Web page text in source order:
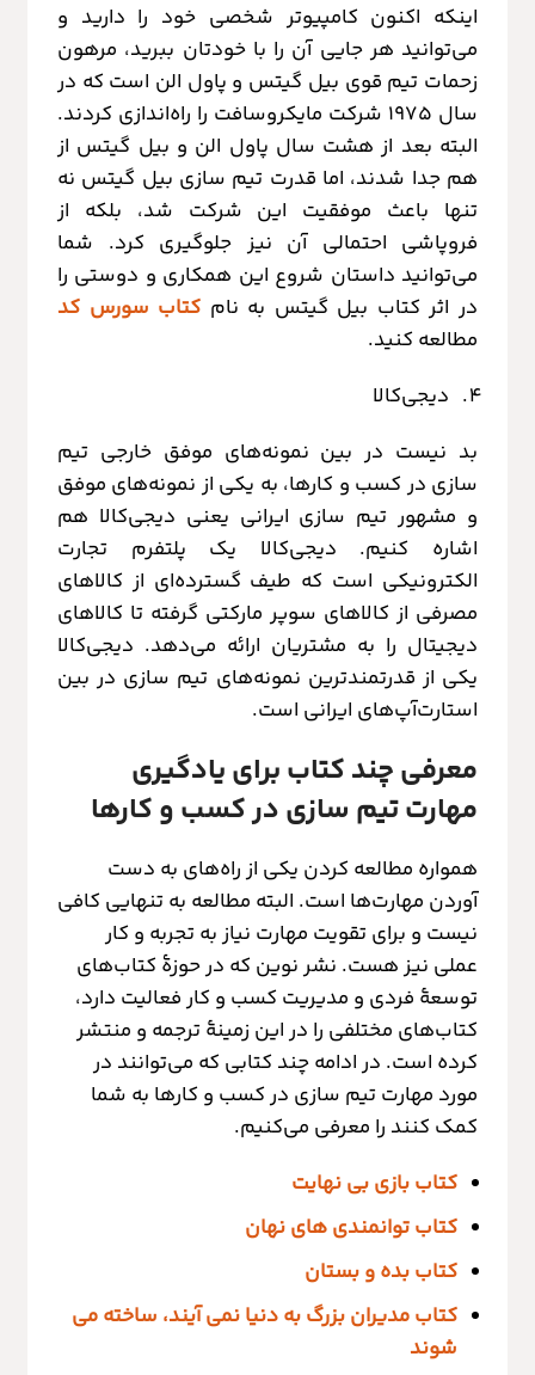
اینکه اکنون کامپیوتر شخصی خود را دارید و
می‌توانید هر جایی آن را با خودتان ببرید، مرهون
زحمات تیم قوی بیل گیتس و پاول الن است که در
سال 1975 شرکت مایکروسافت را راه‌اندازی کردند.
البته بعد از هشت سال پاول الن و بیل گیتس از
هم جدا شدند، اما قدرت تیم‌ سازی بیل گیتس نه
تنها باعث موفقیت این شرکت شد، بلکه از
فروپاشی احتمالی آن نیز جلوگیری کرد. شما
می‌توانید داستان شروع این همکاری و دوستی را
در اثر کتاب بیل گیتس به نام کتاب سورس کد
مطالعه کنید.
دیجی‌کالا
بد نیست در بین نمونه‌های موفق خارجی تیم
سازی در کسب و کارها، به یکی از نمونه‌های موفق
و مشهور تیم‌ سازی ایرانی یعنی دیجی‌کالا هم
اشاره کنیم. دیجی‌کالا یک پلتفرم تجارت
الکترونیکی است که طیف گسترده‌ای از کالاهای
مصرفی از کالاهای سوپر مارکتی گرفته تا کالاهای
دیجیتال را به مشتریان ارائه می‌دهد. دیجی‌کالا
یکی از قدرتمندترین نمونه‌های تیم سازی در بین
استارت‌آپ‌های ایرانی است.
معرفی چند کتاب برای یادگیری
مهارت تیم سازی در کسب و کارها
همواره مطالعه کردن یکی از راه‌های به دست
آوردن مهارت‌ها است. البته مطالعه به تنهایی کافی
نیست و برای تقویت مهارت نیاز به تجربه و کار
عملی نیز هست. نشر نوین که در حوزۀ کتاب‌های
توسعۀ فردی و مدیریت کسب و کار فعالیت دارد،
کتاب‌های مختلفی را در این زمینۀ ترجمه و منتشر
کرده است. در ادامه چند کتابی که می‌توانند در
مورد مهارت تیم سازی در کسب و کارها به شما
کمک کنند را معرفی می‌کنیم.
کتاب بازی بی نهایت
کتاب توانمندی های نهان
کتاب بده و بستان
کتاب مدیران بزرگ به دنیا نمی آیند، ساخته می
شوند